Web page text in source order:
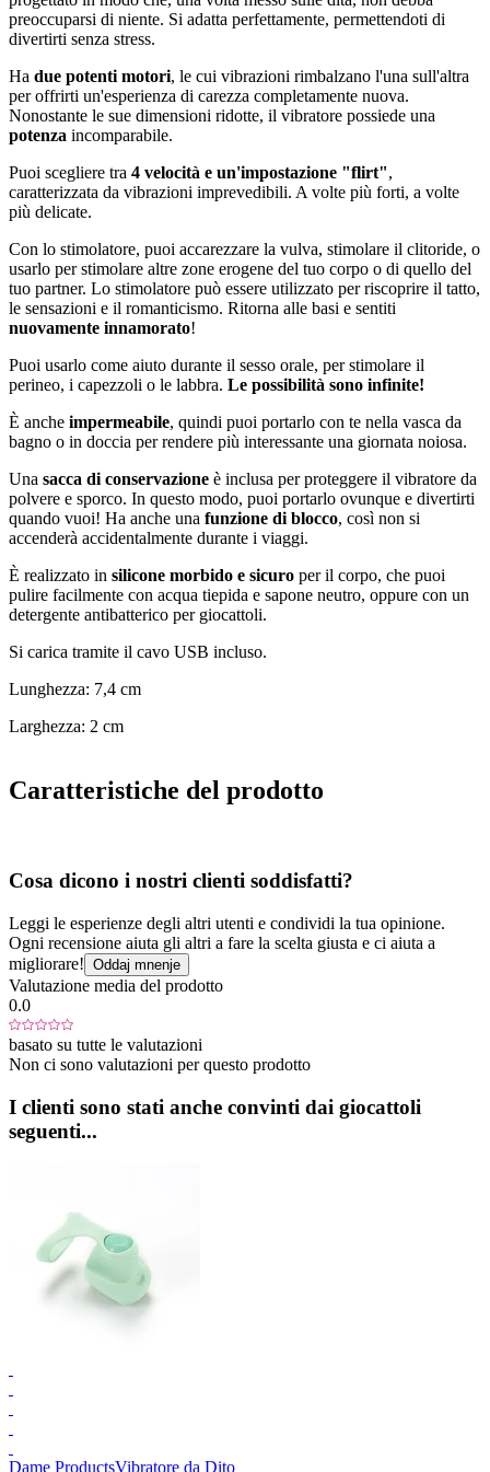
preoccuparsi di niente. Si adatta perfettamente, permettendoti di
divertirti senza stress.
Ha due potenti motori, le cui vibrazioni rimbalzano l'una sull'altra
per offrirti un'esperienza di carezza completamente nuova.
Nonostante le sue dimensioni ridotte, il vibratore possiede una
potenza incomparabile.
Puoi scegliere tra 4 velocità e un'impostazione "flirt",
caratterizzata da vibrazioni imprevedibili. A volte più forti, a volte
più delicate.
Con lo stimolatore, puoi accarezzare la vulva, stimolare il clitoride, o
usarlo per stimolare altre zone erogene del tuo corpo o di quello del
tuo partner. Lo stimolatore può essere utilizzato per riscoprire il tatto,
le sensazioni e il romanticismo. Ritorna alle basi e sentiti
nuovamente innamorato!
Puoi usarlo come aiuto durante il sesso orale, per stimolare il
perineo, i capezzoli o le labbra. Le possibilità sono infinite!
È anche impermeabile, quindi puoi portarlo con te nella vasca da
bagno o in doccia per rendere più interessante una giornata noiosa.
Una sacca di conservazione è inclusa per proteggere il vibratore da
polvere e sporco. In questo modo, puoi portarlo ovunque e divertirti
quando vuoi! Ha anche una funzione di blocco, così non si
accenderà accidentalmente durante i viaggi.
È realizzato in silicone morbido e sicuro per il corpo, che puoi
pulire facilmente con acqua tiepida e sapone neutro, oppure con un
detergente antibatterico per giocattoli.
Si carica tramite il cavo USB incluso.
Lunghezza: 7,4 cm
Larghezza: 2 cm
Caratteristiche del prodotto
Cosa dicono i nostri clienti soddisfatti?
Leggi le esperienze degli altri utenti e condividi la tua opinione.
Ogni recensione aiuta gli altri a fare la scelta giusta e ci aiuta a
migliorare! Oddaj mnenje
Valutazione media del prodotto
0.0
basato su tutte le valutazioni
Non ci sono valutazioni per questo prodotto
I clienti sono stati anche convinti dai giocattoli
seguenti...
Dame ProductsVibratore da Dito